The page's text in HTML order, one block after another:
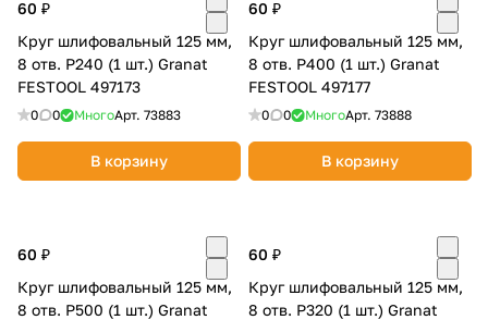
60 ₽
Круг шлифовальный 125 мм,
8 отв. P240 (1 шт.) Granat
FESTOOL 497173
0 0 МногоАрт. 73883
В корзину
60 ₽
Круг шлифовальный 125 мм,
8 отв. P400 (1 шт.) Granat
FESTOOL 497177
0 0 МногоАрт. 73888
В корзину
60 ₽
Круг шлифовальный 125 мм,
8 отв. P500 (1 шт.) Granat
60 ₽
Круг шлифовальный 125 мм,
8 отв. P320 (1 шт.) Granat